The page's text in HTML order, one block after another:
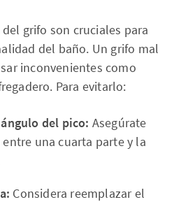
grifo son cruciales para
del baño. Un grifo mal
inconvenientes como
Para evitarlo:
del pico: Asegúrate
una cuarta parte y la
Considera reemplazar el